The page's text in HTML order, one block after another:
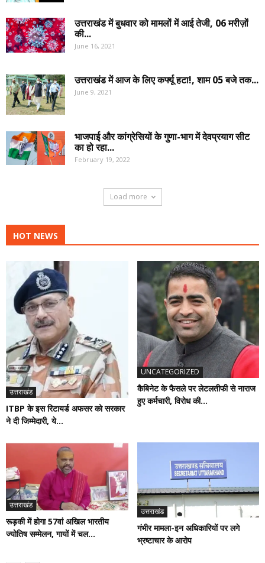
उत्तराखंड में बुधवार को मामलों में आई तेजी, 06 मरीज़ों
की...
June 16, 2021
उत्तराखंड में आज के लिए कर्फ्यू हटा!, शाम 05 बजे तक...
June 9, 2021
भाजपाई और कांग्रेसियों के गुणा-भाग में देवप्रयाग सीट
का हो रहा...
February 19, 2022
Load more
HOT NEWS
उत्तराखंड
ITBP के इस रिटायर्ड अफसर को सरकार
ने दी जिम्मेदारी, ये...
UNCATEGORIZED
कैबिनेट के फैसले पर लेटलतीफी से नाराज
हुए कर्मचारी, विरोध की...
उत्तराखंड
रूड़की में होगा 57वां अखिल भारतीय
ज्योतिष सम्मेलन, गायों में चल...
उत्तराखंड
गंभीर मामला-इन अधिकारियों पर लगे
भ्रष्टाचार के आरोप